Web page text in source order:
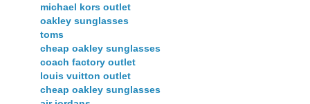
michael kors outlet
oakley sunglasses
toms
cheap oakley sunglasses
coach factory outlet
louis vuitton outlet
cheap oakley sunglasses